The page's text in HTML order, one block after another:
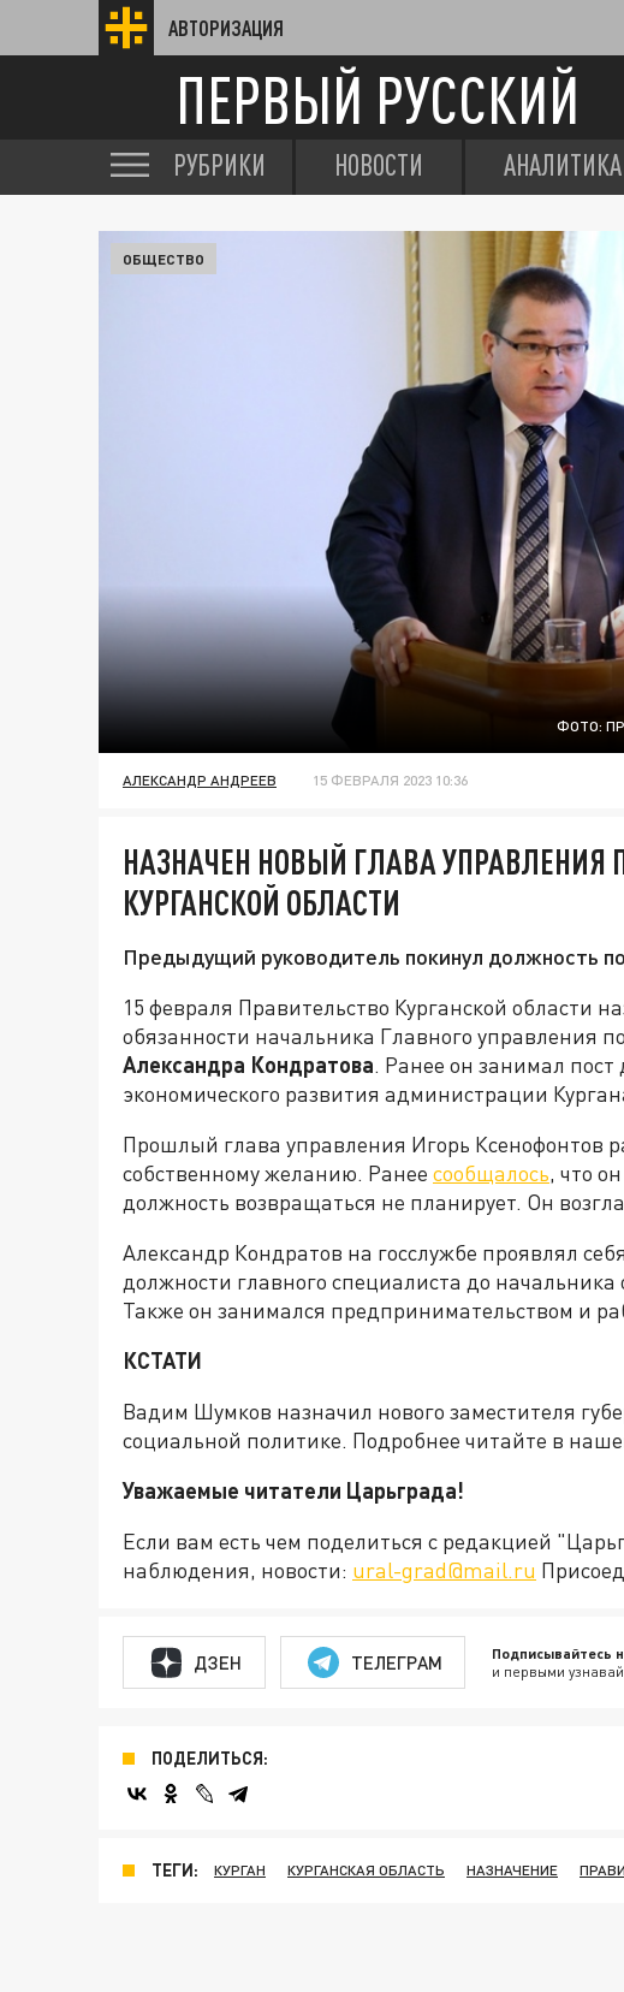
АВТОРИЗАЦИЯ
ПЕРВЫЙ РУССКИЙ
РУБРИКИ НОВОСТИ АНАЛИТИКА
ФОТО:
ОБЩЕСТВО
АЛЕКСАНДР АНДРЕЕВ 15 ФЕВРАЛЯ 2023 10:36
НАЗНАЧЕН НОВЫЙ ГЛАВА УПРАВЛЕНИЯ
КУРГАНСКОЙ ОБЛАСТИ
Предыдущий руководитель покинул должность
15 февраля Правительство Курганской области
обязанности начальника Главного управления
Александра Кондратова. Ранее он занимал
экономического развития администрации
Прошлый глава управления Игорь Ксенофонтов
собственному желанию. Ранее сообщалось, что
должность возвращаться не планирует. Он
Александр Кондратов на госслужбе проявлял
должности главного специалиста до
Также он занимался предпринимательством и
КСТАТИ
Вадим Шумков назначил нового заместителя
социальной политике. Подробнее читайте в
Уважаемые читатели Царьграда!
Если вам есть чем поделиться с редакцией
наблюдения, новости: ural-grad@mail.ru
ДЗЕН ТЕЛЕГРАМ Подписывайтесь
и первыми
ПОДЕЛИТЬСЯ:
ТЕГИ: КУРГАН КУРГАНСКАЯ ОБЛАСТЬ НАЗНАЧЕНИЕ